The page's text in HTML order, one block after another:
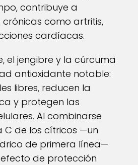
contribuye a
como artritis,
cardíacas.
el jengibre y la cúrcuma
antioxidante notable:
libres, reducen la
y protegen las
Al combinarse
C de los cítricos —un
de primera línea—
de protección